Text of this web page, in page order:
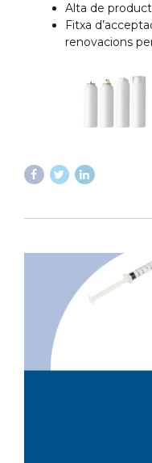
Alta de
Fitxa
renovacions